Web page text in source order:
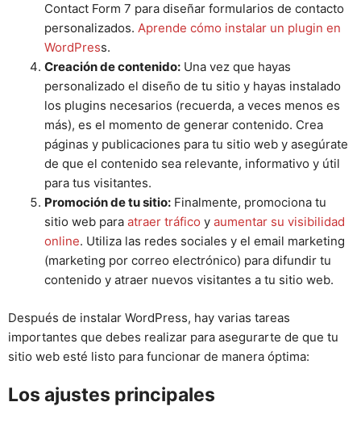
Contact Form 7 para diseñar formularios de contacto
personalizados. Aprende cómo instalar un plugin en
WordPress.
Creación de contenido: Una vez que hayas
personalizado el diseño de tu sitio y hayas instalado
los plugins necesarios (recuerda, a veces menos es
más), es el momento de generar contenido. Crea
páginas y publicaciones para tu sitio web y asegúrate
de que el contenido sea relevante, informativo y útil
para tus visitantes.
Promoción de tu sitio: Finalmente, promociona tu
sitio web para atraer tráfico y aumentar su visibilidad
online. Utiliza las redes sociales y el email marketing
(marketing por correo electrónico) para difundir tu
contenido y atraer nuevos visitantes a tu sitio web.
Después de instalar WordPress, hay varias tareas
importantes que debes realizar para asegurarte de que tu
sitio web esté listo para funcionar de manera óptima:
Los ajustes principales